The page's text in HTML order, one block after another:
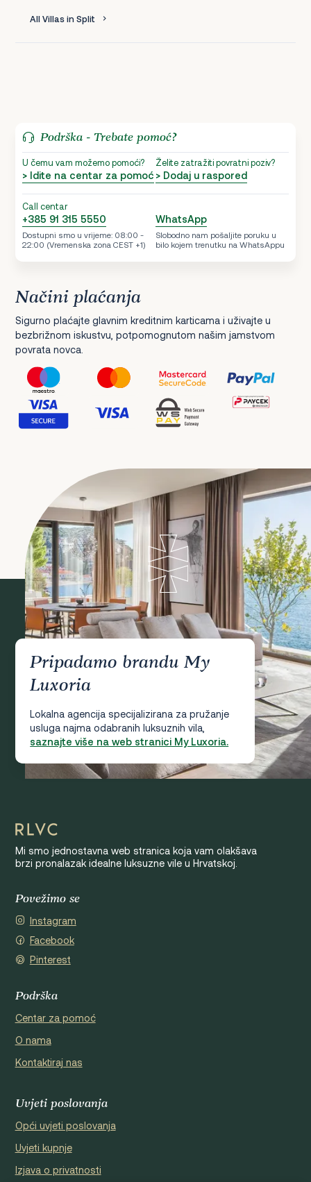
All Villas in Split
Podrška - Trebate pomoć?
U čemu vam možemo pomoći?
> Idite na centar za pomoć
Želite zatražiti povratni poziv?
> Dodaj u raspored
Call centar
+385 91 315 5550
Dostupni smo u vrijeme: 08:00 -
22:00 (Vremenska zona CEST +1)
WhatsApp
Slobodno nam pošaljite poruku u
bilo kojem trenutku na WhatsAppu
Načini plaćanja
Sigurno plaćajte glavnim kreditnim karticama i uživajte u
bezbrižnom iskustvu, potpomognutom našim jamstvom
povrata novca.
Pripadamo brandu My
Luxoria
Lokalna agencija specijalizirana za pružanje
usluga najma odabranih luksuznih vila,
saznajte više na web stranici My Luxoria.
Mi smo jednostavna web stranica koja vam olakšava
brzi pronalazak idealne luksuzne vile u Hrvatskoj.
Povežimo se
Instagram
Facebook
Pinterest
Podrška
Centar za pomoć
O nama
Kontaktiraj nas
Uvjeti poslovanja
Opći uvjeti poslovanja
Uvjeti kupnje
Izjava o privatnosti